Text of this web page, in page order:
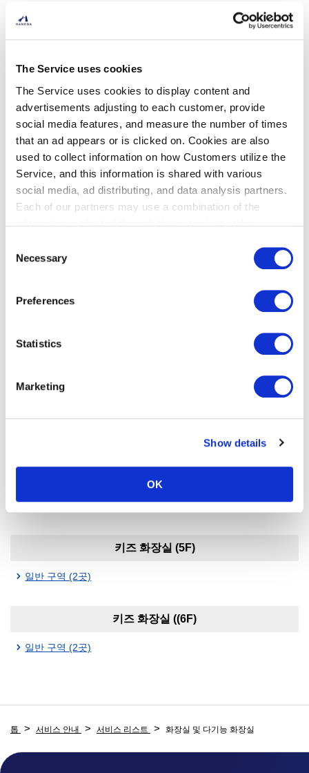
The Service uses cookies
The Service uses cookies to display content and
advertisements adjusting to each customer, provide
social media features, and measure the number of times
that an ad appears or is clicked on. Cookies are also
used to collect information on how Customers utilize the
Service, and this information is shared with various
social media, ad distributing, and data analysis partners.
Each of our partners may use a combination of the
well as other information collected by our partners when
Please see
Selection
Necessary
Preferences
Statistics
Marketing
Show details
OK
키즈 화장실
키즈 화장실 (B1F)
일반 구역 (3곳)
일반 구역 (4곳)
일반 구역 (8곳)
일반 구역 (1곳)
키즈 화장실 (5F)
일반 구역 (2곳)
키즈 화장실 ((6F)
일반 구역 (2곳)
톱 서비스 안내 서비스 리스트 화장실 및 다기능 화장실